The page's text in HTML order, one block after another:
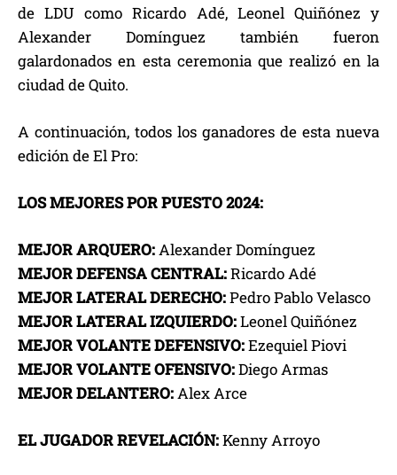
de LDU como Ricardo Adé, Leonel Quiñónez y
Alexander Domínguez también fueron
galardonados en esta ceremonia que realizó en la
ciudad de Quito.
A continuación, todos los ganadores de esta nueva
edición de El Pro:
LOS MEJORES POR PUESTO 2024:
MEJOR ARQUERO:Alexander Domínguez
MEJOR DEFENSA CENTRAL:Ricardo Adé
MEJOR LATERAL DERECHO:Pedro Pablo Velasco
MEJOR LATERAL IZQUIERDO:Leonel Quiñónez
MEJOR VOLANTE DEFENSIVO:Ezequiel Piovi
MEJOR VOLANTE OFENSIVO:Diego Armas
MEJOR DELANTERO:Alex Arce
EL JUGADOR REVELACIÓN:Kenny Arroyo